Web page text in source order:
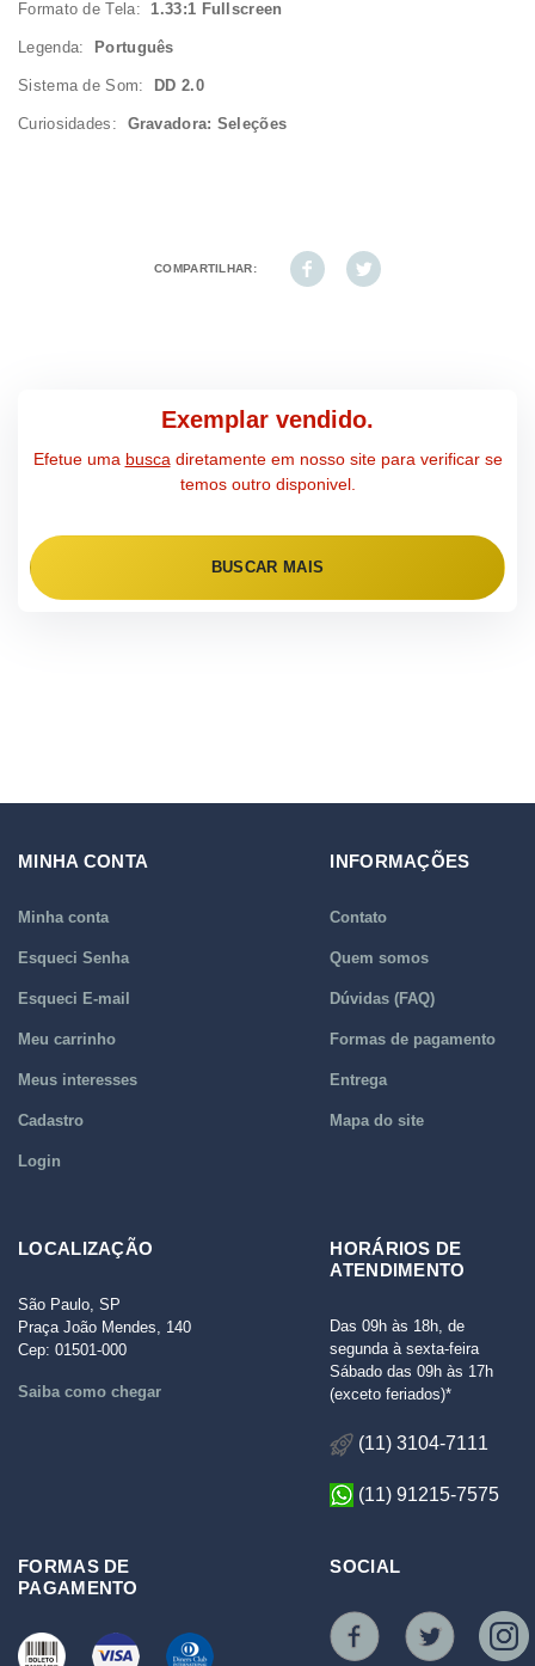
Formato de Tela:1.33:1 Fullscreen
Legenda: Português
Sistema de Som: DD 2.0
Curiosidades: Gravadora: Seleções
COMPARTILHAR:
Exemplar vendido.
Efetue uma buscadiretamente em nosso site para verificar se
temos outro disponivel.
BUSCAR MAIS
MINHA CONTA
Minha conta
Esqueci Senha
Esqueci E-mail
Meu carrinho
Meus interesses
Cadastro
Login
INFORMAÇÕES
Contato
Quem somos
Dúvidas (FAQ)
Formas de pagamento
Entrega
Mapa do site
LOCALIZAÇÃO
São Paulo, SP
Praça João Mendes, 140
Cep: 01501-000
Saiba como chegar
HORÁRIOS DE
ATENDIMENTO
Das 09h às 18h, de
segunda à sexta-feira
Sábado das 09h às 17h
(exceto feriados)*
(11) 3104-7111
(11) 91215-7575
FORMAS DE
PAGAMENTO
SOCIAL